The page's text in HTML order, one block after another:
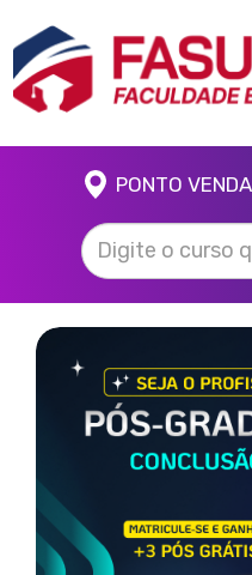
PONTO